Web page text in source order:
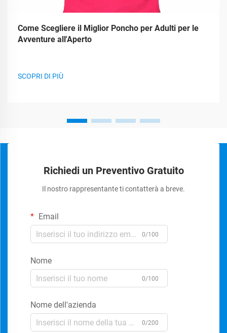
Come Scegliere il Miglior Poncho per Adulti per le
Avventure all'Aperto
SCOPRI DI PIÙ
Richiedi un Preventivo Gratuito
Il nostro rappresentante ti contatterà a breve.
Email
0/100
Nome
0/100
Nome dell'azienda
0/200